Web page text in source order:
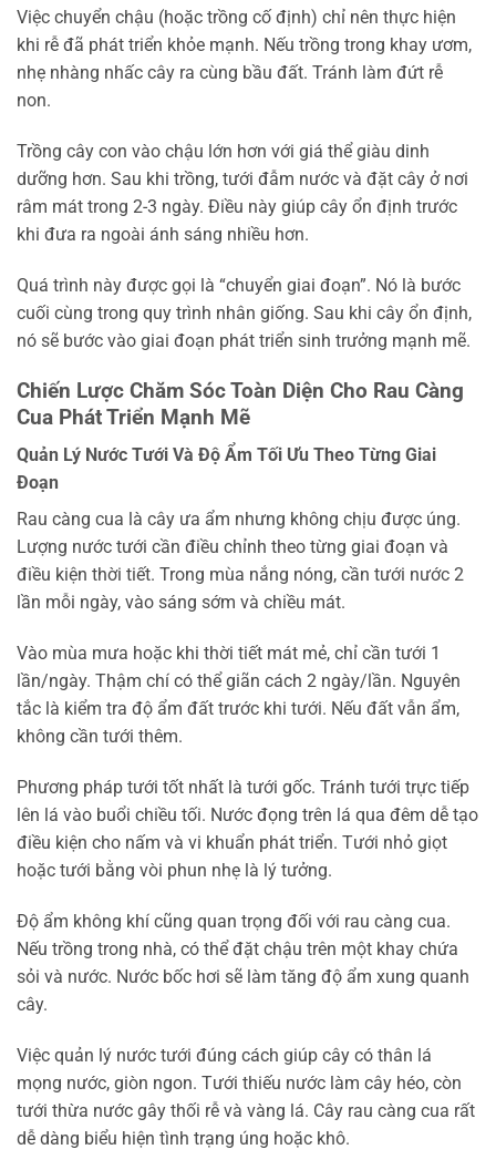
Việc chuyển chậu (hoặc trồng cố định) chỉ nên thực hiện
khi rễ đã phát triển khỏe mạnh. Nếu trồng trong khay ươm,
nhẹ nhàng nhấc cây ra cùng bầu đất. Tránh làm đứt rễ
non.
Trồng cây con vào chậu lớn hơn với giá thể giàu dinh
dưỡng hơn. Sau khi trồng, tưới đẫm nước và đặt cây ở nơi
râm mát trong 2-3 ngày. Điều này giúp cây ổn định trước
khi đưa ra ngoài ánh sáng nhiều hơn.
Quá trình này được gọi là “chuyển giai đoạn”. Nó là bước
cuối cùng trong quy trình nhân giống. Sau khi cây ổn định,
nó sẽ bước vào giai đoạn phát triển sinh trưởng mạnh mẽ.
Chiến Lược Chăm Sóc Toàn Diện Cho Rau Càng
Cua Phát Triển Mạnh Mẽ
Quản Lý Nước Tưới Và Độ Ẩm Tối Ưu Theo Từng Giai
Đoạn
Rau càng cua là cây ưa ẩm nhưng không chịu được úng.
Lượng nước tưới cần điều chỉnh theo từng giai đoạn và
điều kiện thời tiết. Trong mùa nắng nóng, cần tưới nước 2
lần mỗi ngày, vào sáng sớm và chiều mát.
Vào mùa mưa hoặc khi thời tiết mát mẻ, chỉ cần tưới 1
lần/ngày. Thậm chí có thể giãn cách 2 ngày/lần. Nguyên
tắc là kiểm tra độ ẩm đất trước khi tưới. Nếu đất vẫn ẩm,
không cần tưới thêm.
Phương pháp tưới tốt nhất là tưới gốc. Tránh tưới trực tiếp
lên lá vào buổi chiều tối. Nước đọng trên lá qua đêm dễ tạo
điều kiện cho nấm và vi khuẩn phát triển. Tưới nhỏ giọt
hoặc tưới bằng vòi phun nhẹ là lý tưởng.
Độ ẩm không khí cũng quan trọng đối với rau càng cua.
Nếu trồng trong nhà, có thể đặt chậu trên một khay chứa
sỏi và nước. Nước bốc hơi sẽ làm tăng độ ẩm xung quanh
cây.
Việc quản lý nước tưới đúng cách giúp cây có thân lá
mọng nước, giòn ngon. Tưới thiếu nước làm cây héo, còn
tưới thừa nước gây thối rễ và vàng lá. Cây rau càng cua rất
dễ dàng biểu hiện tình trạng úng hoặc khô.